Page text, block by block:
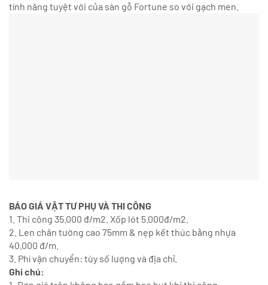
tính năng tuyệt vời của sàn gỗ Fortune so với gạch men.
BÁO GIÁ VẬT TƯ PHỤ VÀ THI CÔNG
1. Thi công 35.000 đ/m2. Xốp lót 5.000đ/m2.
2. Len chân tường cao 75mm & nẹp kết thúc bằng nhựa
40.000 đ/m.
3. Phí vận chuyển: tùy số lượng và địa chỉ.
Ghi chú: